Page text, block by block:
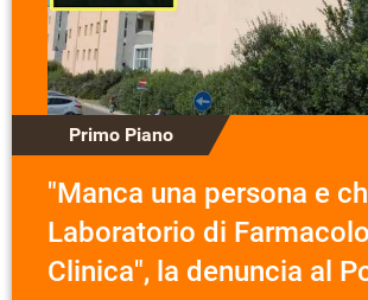
Primo Piano
"Manca una persona e
Laboratorio di
Clinica", la denuncia al